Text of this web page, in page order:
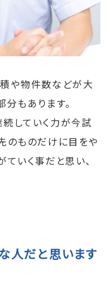
や物件数などが大
もあります。
していく力が今試
のものだけに目をや
いく事だと思い、
人だと思います